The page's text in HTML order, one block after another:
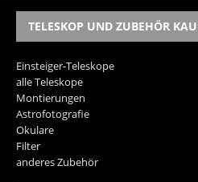
TELESKOP UND ZUBEHÖR
Einsteiger-Teleskope
alle Teleskope
Montierungen
Astrofotografie
Okulare
Filter
anderes Zubehör